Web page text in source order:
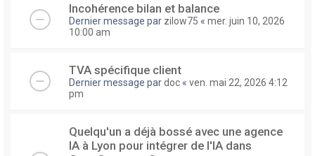
Incohérence bilan et balance
Dernier message par zilow75 « mer. juin 10, 2026
10:00 am
TVA spécifique client
Dernier message pardoc « ven. mai 22, 2026 4:12
pm
Quelqu'un a déjà bossé avec une agence
IA à Lyon pour intégrer de l'IA dans